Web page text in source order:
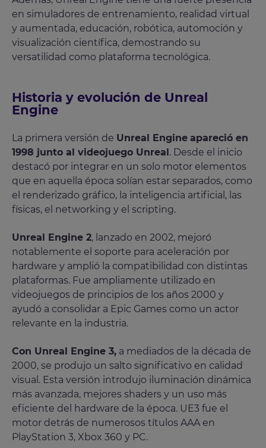
en simuladores de entrenamiento, realidad virtual
y aumentada, educación, robótica, automoción y
visualización científica, demostrando su
versatilidad como plataforma tecnológica.
Historia y evolución de Unreal
Engine
La primera versión de Unreal Engine apareció en
1998 junto al videojuego Unreal . Desde el inicio
destacó por integrar en un solo motor elementos
que en aquella época solían estar separados, como
el renderizado gráfico, la inteligencia artificial, las
físicas, el networking y el scripting.
Unreal Engine 2, lanzado en 2002, mejoró
notablemente el soporte para aceleración por
hardware y amplió la compatibilidad con distintas
plataformas. Fue ampliamente utilizado en
videojuegos de principios de los años 2000 y
ayudó a consolidar a Epic Games como un actor
relevante en la industria.
Con Unreal Engine 3, a mediados de la década de
2000, se produjo un salto significativo en calidad
visual. Esta versión introdujo iluminación dinámica
más avanzada, mejores shaders y un uso más
eficiente del hardware de la época. UE3 fue el
motor detrás de numerosos títulos AAA en
PlayStation 3, Xbox 360 y PC.